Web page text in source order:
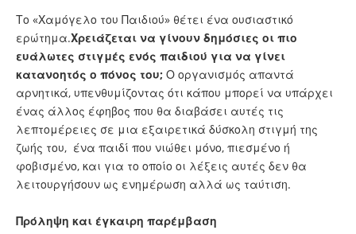
Το «Χαμόγελο του Παιδιού» θέτει ένα ουσιαστικό
ερώτημα.Χρειάζεται να γίνουν δημόσιες οι πιο
ευάλωτες στιγμές ενός παιδιού για να γίνει
κατανοητός ο πόνος του; Ο οργανισμός απαντά
αρνητικά, υπενθυμίζοντας ότι κάπου μπορεί να υπάρχει
ένας άλλος έφηβος που θα διαβάσει αυτές τις
λεπτομέρειες σε μια εξαιρετικά δύσκολη στιγμή της
ζωής του, ένα παιδί που νιώθει μόνο, πιεσμένο ή
φοβισμένο, και για το οποίο οι λέξεις αυτές δεν θα
λειτουργήσουν ως ενημέρωση αλλά ως ταύτιση.
Πρόληψη και έγκαιρη παρέμβαση